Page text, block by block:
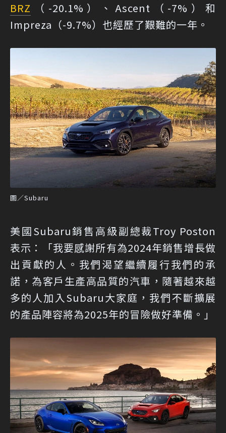
BRZ （-20.1%）、Ascent（-7%）和
Impreza（-9.7%）也經歷了艱難的一年。
圖／Subaru
美國Subaru銷售高級副總裁Troy Poston
表示：「我要感謝所有為2024年銷售增長做
出貢獻的人。我們渴望繼續履行我們的承
諾，為客戶生產高品質的汽車，隨著越來越
多的人加入Subaru大家庭，我們不斷擴展
的產品陣容將為2025年的冒險做好準備。」